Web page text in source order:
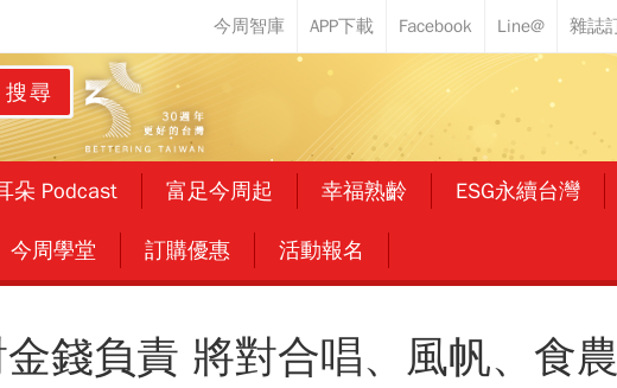
搜尋
朵 Podcast 富足今周起 幸福熟齡 ESG永續台灣
今周學堂 訂購優惠 活動報名
錢負責 將對合唱、風帆、食農